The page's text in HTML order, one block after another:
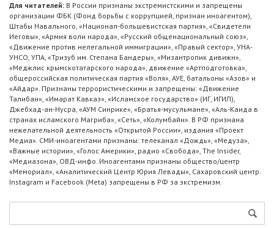
Для читателей: В России признаны экстремистскими и запрещены
организации ФБК (Фонд борьбы с коррупцией, признан иноагентом),
Штабы Навального, «Национал-большевистская партия», «Свидетели
Иеговы», «Армия воли народа», «Русский общенациональный союз»,
«Движение против нелегальной иммиграции», «Правый сектор», УНА-
УНСО, УПА, «Тризуб им. Степана Бандеры», «Мизантропик дивижн»,
«Меджлис крымскотатарского народа», движение «Артподготовка»,
общероссийская политическая партия «Воля», АУЕ, батальоны «Азов» и
«Айдар». Признаны террористическими и запрещены: «Движение
Талибан», «Имарат Кавказ», «Исламское государство» (ИГ, ИГИЛ),
Джебхад-ан-Нусра, «АУМ Синрике», «Братья-мусульмане», «Аль-Каида в
странах исламского Магриба», «Сеть», «Колумбайн». В РФ признана
нежелательной деятельность «Открытой России», издания «Проект
Медиа». СМИ-иноагентами признаны: телеканал «Дождь», «Медуза»,
«Важные истории», «Голос Америки», радио «Свобода», The Insider,
«Медиазона», ОВД-инфо. Иноагентами признаны общество/центр
«Мемориал», «Аналитический Центр Юрия Левады», Сахаровский центр.
Instagram и Facebook (Metа) запрещены в РФ за экстремизм.